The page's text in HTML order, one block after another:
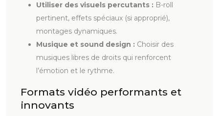
Utiliser des visuels percutants : B-roll
pertinent, effets spéciaux (si approprié),
montages dynamiques.
Musique et sound design : Choisir des
musiques libres de droits qui renforcent
l’émotion et le rythme.
Formats vidéo performants et
innovants